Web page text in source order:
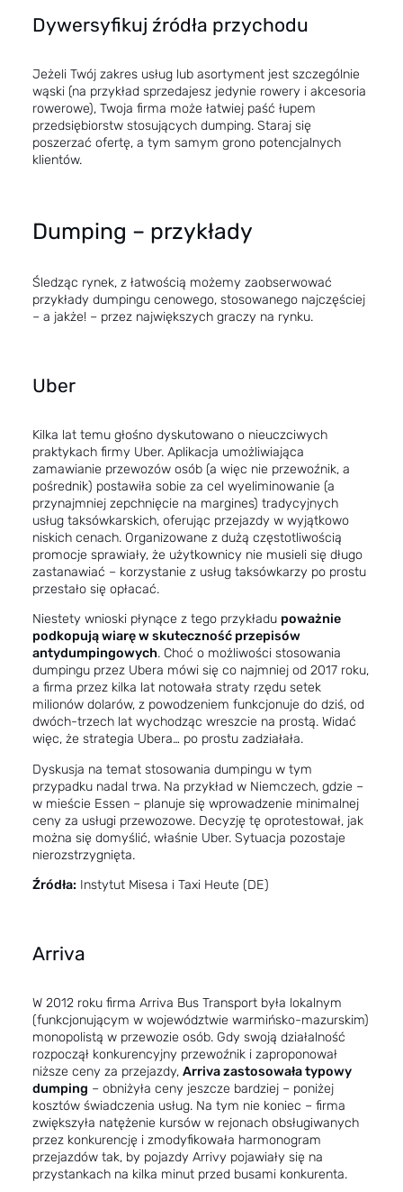
Dywersyfikuj źródła przychodu
Jeżeli Twój zakres usług lub asortyment jest szczególnie
wąski (na przykład sprzedajesz jedynie rowery i akcesoria
rowerowe), Twoja firma może łatwiej paść łupem
przedsiębiorstw stosujących dumping. Staraj się
poszerzać ofertę, a tym samym grono potencjalnych
klientów.
Dumping – przykłady
Śledząc rynek, z łatwością możemy zaobserwować
przykłady dumpingu cenowego, stosowanego najczęściej
– a jakże! – przez największych graczy na rynku.
Uber
Kilka lat temu głośno dyskutowano o nieuczciwych
praktykach firmy Uber. Aplikacja umożliwiająca
zamawianie przewozów osób (a więc nie przewoźnik, a
pośrednik) postawiła sobie za cel wyeliminowanie (a
przynajmniej zepchnięcie na margines) tradycyjnych
usług taksówkarskich, oferując przejazdy w wyjątkowo
niskich cenach. Organizowane z dużą częstotliwością
promocje sprawiały, że użytkownicy nie musieli się długo
zastanawiać – korzystanie z usług taksówkarzy po prostu
przestało się opłacać.
Niestety wnioski płynące z tego przykładu poważnie
podkopują wiarę w skuteczność przepisów
antydumpingowych. Choć o możliwości stosowania
dumpingu przez Ubera mówi się co najmniej od 2017 roku,
a firma przez kilka lat notowała straty rzędu setek
milionów dolarów, z powodzeniem funkcjonuje do dziś, od
dwóch-trzech lat wychodząc wreszcie na prostą. Widać
więc, że strategia Ubera… po prostu zadziałała.
Dyskusja na temat stosowania dumpingu w tym
przypadku nadal trwa. Na przykład w Niemczech, gdzie –
w mieście Essen – planuje się wprowadzenie minimalnej
ceny za usługi przewozowe. Decyzję tę oprotestował, jak
można się domyślić, właśnie Uber. Sytuacja pozostaje
nierozstrzygnięta.
Źródła: Instytut Misesa i Taxi Heute (DE)
Arriva
W 2012 roku firma Arriva Bus Transport była lokalnym
(funkcjonującym w województwie warmińsko-mazurskim)
monopolistą w przewozie osób. Gdy swoją działalność
rozpoczął konkurencyjny przewoźnik i zaproponował
niższe ceny za przejazdy, Arriva zastosowała typowy
dumping – obniżyła ceny jeszcze bardziej – poniżej
kosztów świadczenia usług. Na tym nie koniec – firma
zwiększyła natężenie kursów w rejonach obsługiwanych
przez konkurencję i zmodyfikowała harmonogram
przejazdów tak, by pojazdy Arrivy pojawiały się na
przystankach na kilka minut przed busami konkurenta.